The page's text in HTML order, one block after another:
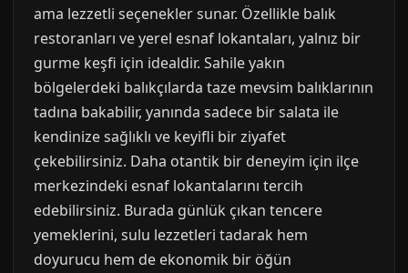
ama lezzetli seçenekler sunar. Özellikle balık
restoranları ve yerel esnaf lokantaları, yalnız bir
gurme keşfi için idealdir. Sahile yakın
bölgelerdeki balıkçılarda taze mevsim balıklarının
tadına bakabilir, yanında sadece bir salata ile
kendinize sağlıklı ve keyifli bir ziyafet
çekebilirsiniz. Daha otantik bir deneyim için ilçe
merkezindeki esnaf lokantalarını tercih
edebilirsiniz. Burada günlük çıkan tencere
yemeklerini, sulu lezzetleri tadarak hem
doyurucu hem de ekonomik bir öğün